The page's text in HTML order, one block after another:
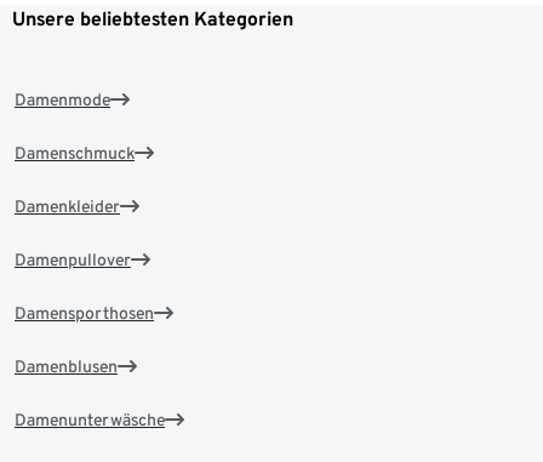
Unsere beliebtesten Kategorien
Damenmode
Damenschmuck
Damenkleider
Damenpullover
Damensporthosen
Damenblusen
Damenunterwäsche